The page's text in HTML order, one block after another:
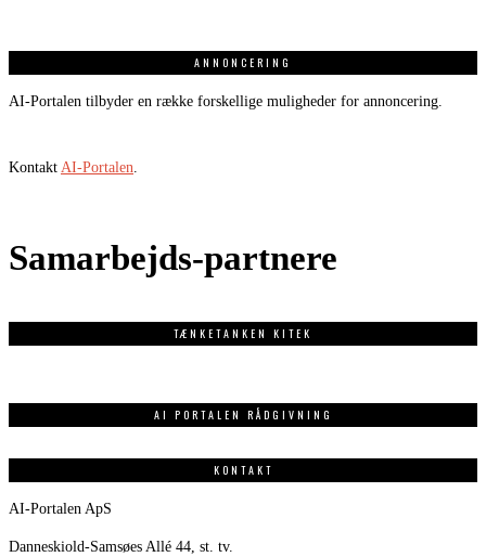
ANNONCERING
AI-Portalen tilbyder en række forskellige muligheder for annoncering.
Kontakt AI-Portalen.
Samarbejds-partnere
TÆNKETANKEN KITEK
AI PORTALEN RÅDGIVNING
KONTAKT
AI-Portalen ApS
Danneskiold-Samsøes Allé 44, st. tv.